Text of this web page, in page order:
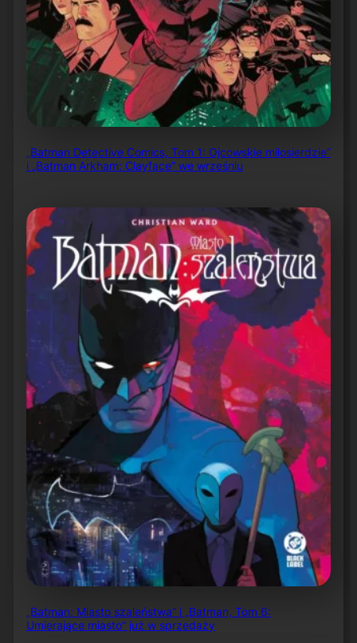
„Batman Detective Comics, Tom 1: Ojcowskie miłosierdzie”
i „Batman Arkham: Clayface” we wrześniu
„Batman: Miasto szaleństwa” i „Batman, Tom 6:
Umierające miasto” już w sprzedaży